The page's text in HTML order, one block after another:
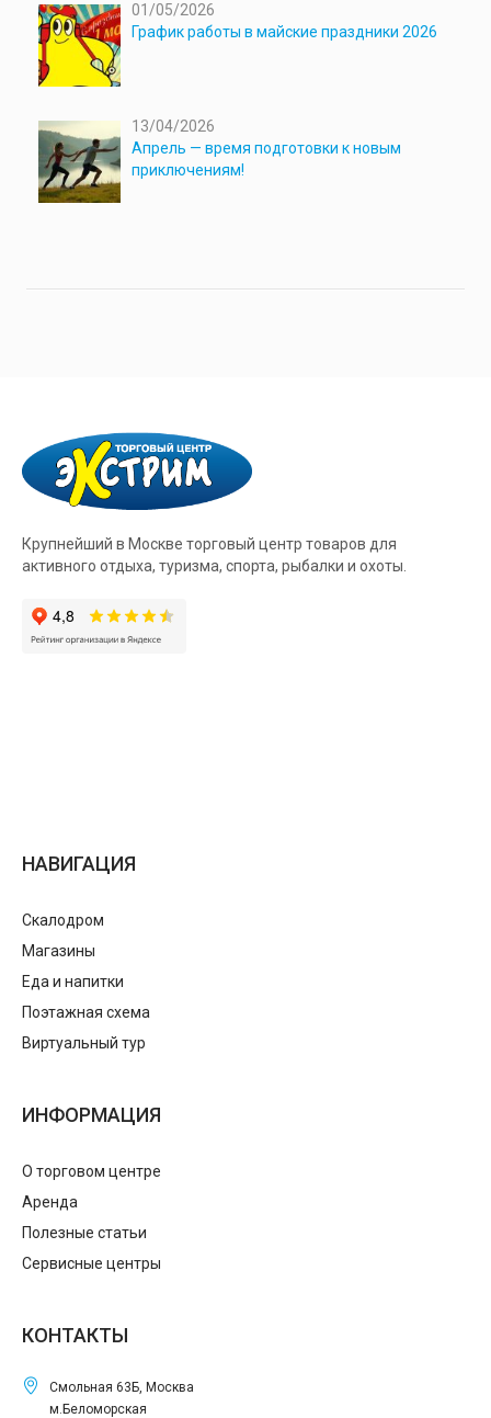
01/05/2026
График работы в майские праздники 2026
13/04/2026
Апрель — время подготовки к новым
приключениям!
Крупнейший в Москве торговый центр товаров для
активного отдыха, туризма, спорта, рыбалки и охоты.
НАВИГАЦИЯ
Скалодром
Магазины
Еда и напитки
Поэтажная схема
Виртуальный тур
ИНФОРМАЦИЯ
О торговом центре
Аренда
Полезные статьи
Сервисные центры
КОНТАКТЫ
Смольная 63Б, Москва
м.Беломорская